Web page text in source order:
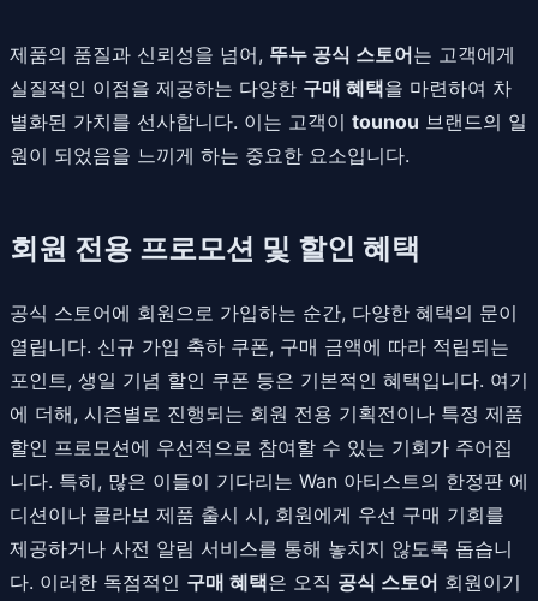
제품의 품질과 신뢰성을 넘어, 뚜누 공식 스토어는 고객에게
실질적인 이점을 제공하는 다양한 구매 혜택을 마련하여 차
별화된 가치를 선사합니다. 이는 고객이 tounou 브랜드의 일
원이 되었음을 느끼게 하는 중요한 요소입니다.
회원 전용 프로모션 및 할인 혜택
공식 스토어에 회원으로 가입하는 순간, 다양한 혜택의 문이
열립니다. 신규 가입 축하 쿠폰, 구매 금액에 따라 적립되는
포인트, 생일 기념 할인 쿠폰 등은 기본적인 혜택입니다. 여기
에 더해, 시즌별로 진행되는 회원 전용 기획전이나 특정 제품
할인 프로모션에 우선적으로 참여할 수 있는 기회가 주어집
니다. 특히, 많은 이들이 기다리는 Wan 아티스트의 한정판 에
디션이나 콜라보 제품 출시 시, 회원에게 우선 구매 기회를
제공하거나 사전 알림 서비스를 통해 놓치지 않도록 돕습니
다. 이러한 독점적인 구매 혜택은 오직 공식 스토어 회원이기